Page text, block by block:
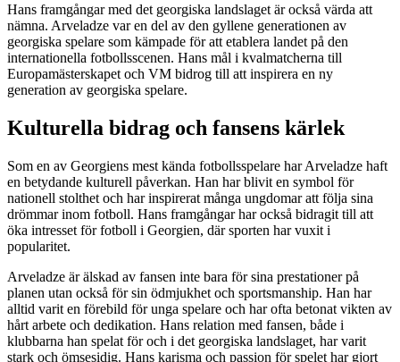
Hans framgångar med det georgiska landslaget är också värda att
nämna. Arveladze var en del av den gyllene generationen av
georgiska spelare som kämpade för att etablera landet på den
internationella fotbollsscenen. Hans mål i kvalmatcherna till
Europamästerskapet och VM bidrog till att inspirera en ny
generation av georgiska spelare.
Kulturella bidrag och fansens kärlek
Som en av Georgiens mest kända fotbollsspelare har Arveladze haft
en betydande kulturell påverkan. Han har blivit en symbol för
nationell stolthet och har inspirerat många ungdomar att följa sina
drömmar inom fotboll. Hans framgångar har också bidragit till att
öka intresset för fotboll i Georgien, där sporten har vuxit i
popularitet.
Arveladze är älskad av fansen inte bara för sina prestationer på
planen utan också för sin ödmjukhet och sportsmanship. Han har
alltid varit en förebild för unga spelare och har ofta betonat vikten av
hårt arbete och dedikation. Hans relation med fansen, både i
klubbarna han spelat för och i det georgiska landslaget, har varit
stark och ömsesidig. Hans karisma och passion för spelet har gjort